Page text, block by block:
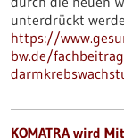
unterdrückt
https://
bw.de/
KOMATRA wird